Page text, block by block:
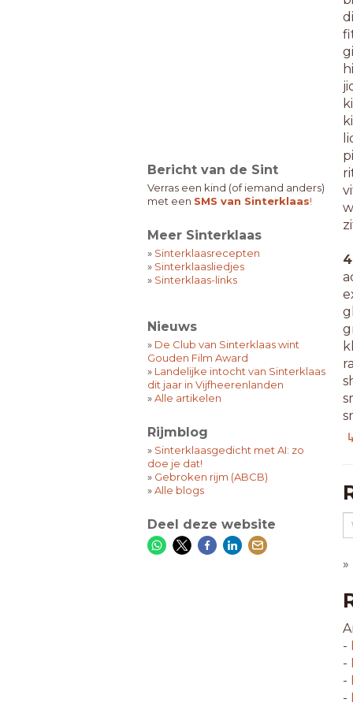
Bericht van de Sint
Verras een kind (of iemand anders)
met een SMS van Sinterklaas!
Meer Sinterklaas
» Sinterklaasrecepten
» Sinterklaasliedjes
» Sinterklaas-links
Nieuws
» De Club van Sinterklaas wint
Gouden Film Award
» Landelijke intocht van Sinterklaas
dit jaar in Vijfheerenlanden
»Alle artikelen
Rijmblog
» Sinterklaasgedicht met AI: zo
doe je dat!
» Gebroken rijm (ABCB)
»Alle blogs
Deel deze website
-
-
-
-